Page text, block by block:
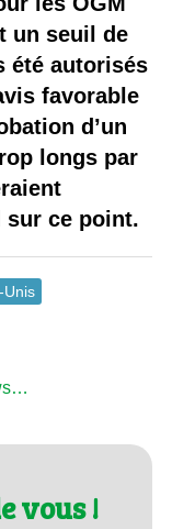
un seuil de
été autorisés
favorable
d’un
longs par
sur ce point.
Unis
vous !